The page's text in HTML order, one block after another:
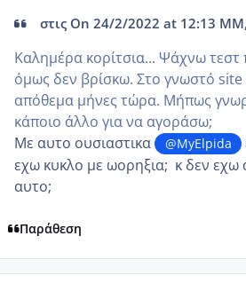
στις On 24/2/2022 at 12:13
Καλημέρα κορίτσια... Ψάχνω τεστ
όμως δεν βρίσκω. Στο γνωστό site
απόθεμα μήνες τώρα. Μήπως
κάποιο άλλο για να αγοράσω;
Mε αυτο ουσιαστικα
@MyElpida
εχω κυκλο με ωορηξια; κ δεν εχω
αυτο;
Παράθεση